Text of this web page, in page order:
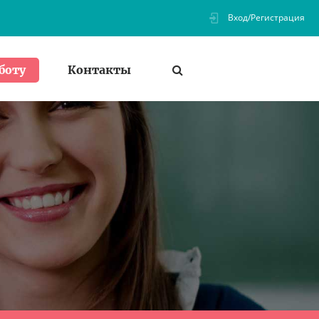
Вход/Регистрация
Контакты